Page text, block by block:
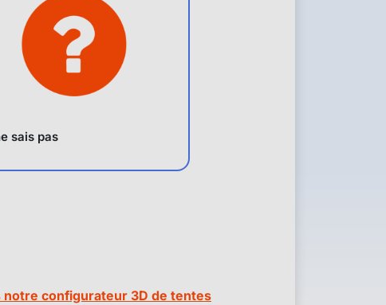
sais pas
configurateur 3D de tentes